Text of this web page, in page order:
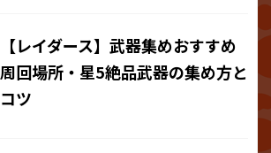
【レイダース】武器集めおすすめ
周回場所・星5絶品武器の集め方と
コツ